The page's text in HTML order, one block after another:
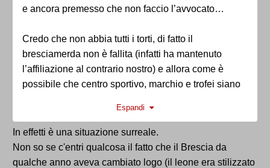
e ancora premesso che non faccio l’avvocato…
Credo che non abbia tutti i torti, di fatto il
bresciamerda non è fallita (infatti ha mantenuto
l’affiliazione al contrario nostro) e allora come è
possibile che centro sportivo, marchio e trofei siano
Espandi
In effetti è una situazione surreale.
Non so se c'entri qualcosa il fatto che il Brescia da
qualche anno aveva cambiato logo (il leone era stilizzato